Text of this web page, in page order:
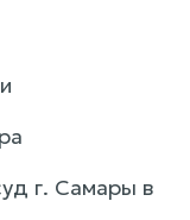
г. Самары в